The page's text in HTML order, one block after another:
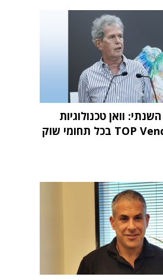
מחקר STKI השנתי: וואן טכנולוגיות
דורגה כ-TOP Vendor בכל תחומי שוק